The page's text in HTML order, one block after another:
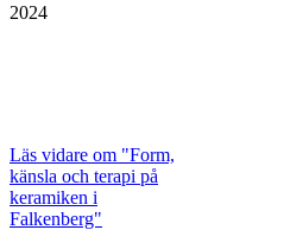
2024
Läs vidare om "Form,
känsla och terapi på
keramiken i
Falkenberg"